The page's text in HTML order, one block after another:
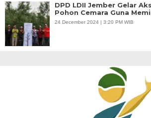
DPD LDII Jember Gelar
Pohon Cemara Guna
24 December 2024 | 3:20 PM WIB